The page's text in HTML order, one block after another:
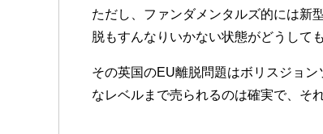
ただし、ファンダメンタルズ的には新
脱もすんなりいかない状態がどうして
その英国のEU離脱問題はボリスジョ
なレベルまで売られるのは確実で、そ